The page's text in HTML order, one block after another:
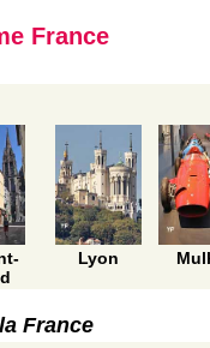
France
Lyon
France